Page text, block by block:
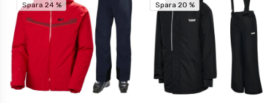
Spara 24 %
Spara 20 %
Spara 20 %